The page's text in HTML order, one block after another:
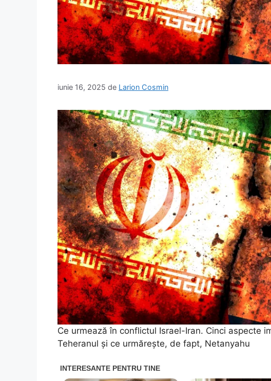
iunie 16, 2025 de Larion Cosmin
Ce urmează în conflictul Israel-Iran. Cinci aspecte
Teheranul și ce urmărește, de fapt, Netanyahu